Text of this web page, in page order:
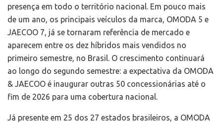
presença em todo o território nacional. Em pouco mais
de um ano, os principais veículos da marca, OMODA 5 e
JAECOO 7, já se tornaram referência de mercado e
aparecem entre os dez híbridos mais vendidos no
primeiro semestre, no Brasil. O crescimento continuará
ao longo do segundo semestre: a expectativa da OMODA
& JAECOO é inaugurar outras 50 concessionárias até o
fim de 2026 para uma cobertura nacional.
Já presente em 25 dos 27 estados brasileiros, a OMODA